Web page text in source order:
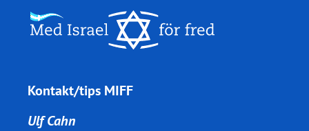
Kontakt/tips MIFF
Ulf Cahn